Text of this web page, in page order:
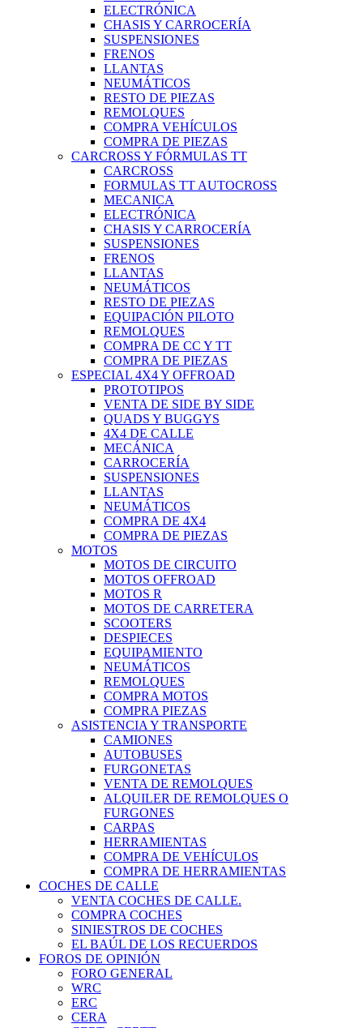
ELECTRÓNICA
CHASIS Y CARROCERÍA
SUSPENSIONES
FRENOS
LLANTAS
NEUMÁTICOS
RESTO DE PIEZAS
REMOLQUES
COMPRA VEHÍCULOS
COMPRA DE PIEZAS
CARCROSS Y FÓRMULAS TT
CARCROSS
FORMULAS TT AUTOCROSS
MECANICA
ELECTRÓNICA
CHASIS Y CARROCERÍA
SUSPENSIONES
FRENOS
LLANTAS
NEUMÁTICOS
RESTO DE PIEZAS
EQUIPACIÓN PILOTO
REMOLQUES
COMPRA DE CC Y TT
COMPRA DE PIEZAS
ESPECIAL 4X4 Y OFFROAD
PROTOTIPOS
VENTA DE SIDE BY SIDE
QUADS Y BUGGYS
4X4 DE CALLE
MECÁNICA
CARROCERÍA
SUSPENSIONES
LLANTAS
NEUMÁTICOS
COMPRA DE 4X4
COMPRA DE PIEZAS
MOTOS
MOTOS DE CIRCUITO
MOTOS OFFROAD
MOTOS R
MOTOS DE CARRETERA
SCOOTERS
DESPIECES
EQUIPAMIENTO
NEUMÁTICOS
REMOLQUES
COMPRA MOTOS
COMPRA PIEZAS
ASISTENCIA Y TRANSPORTE
CAMIONES
AUTOBUSES
FURGONETAS
VENTA DE REMOLQUES
ALQUILER DE REMOLQUES O
FURGONES
CARPAS
HERRAMIENTAS
COMPRA DE VEHÍCULOS
COMPRA DE HERRAMIENTAS
COCHES DE CALLE
VENTA COCHES DE CALLE.
COMPRA COCHES
SINIESTROS DE COCHES
EL BAÚL DE LOS RECUERDOS
FOROS DE OPINIÓN
FORO GENERAL
WRC
ERC
CERA